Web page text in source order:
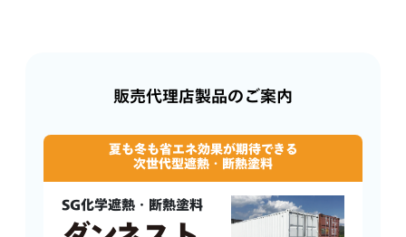
販売代理店製品のご案内
夏も冬も省エネ効果が期待できる
次世代型遮熱・断熱塗料
SG化学遮熱・断熱塗料